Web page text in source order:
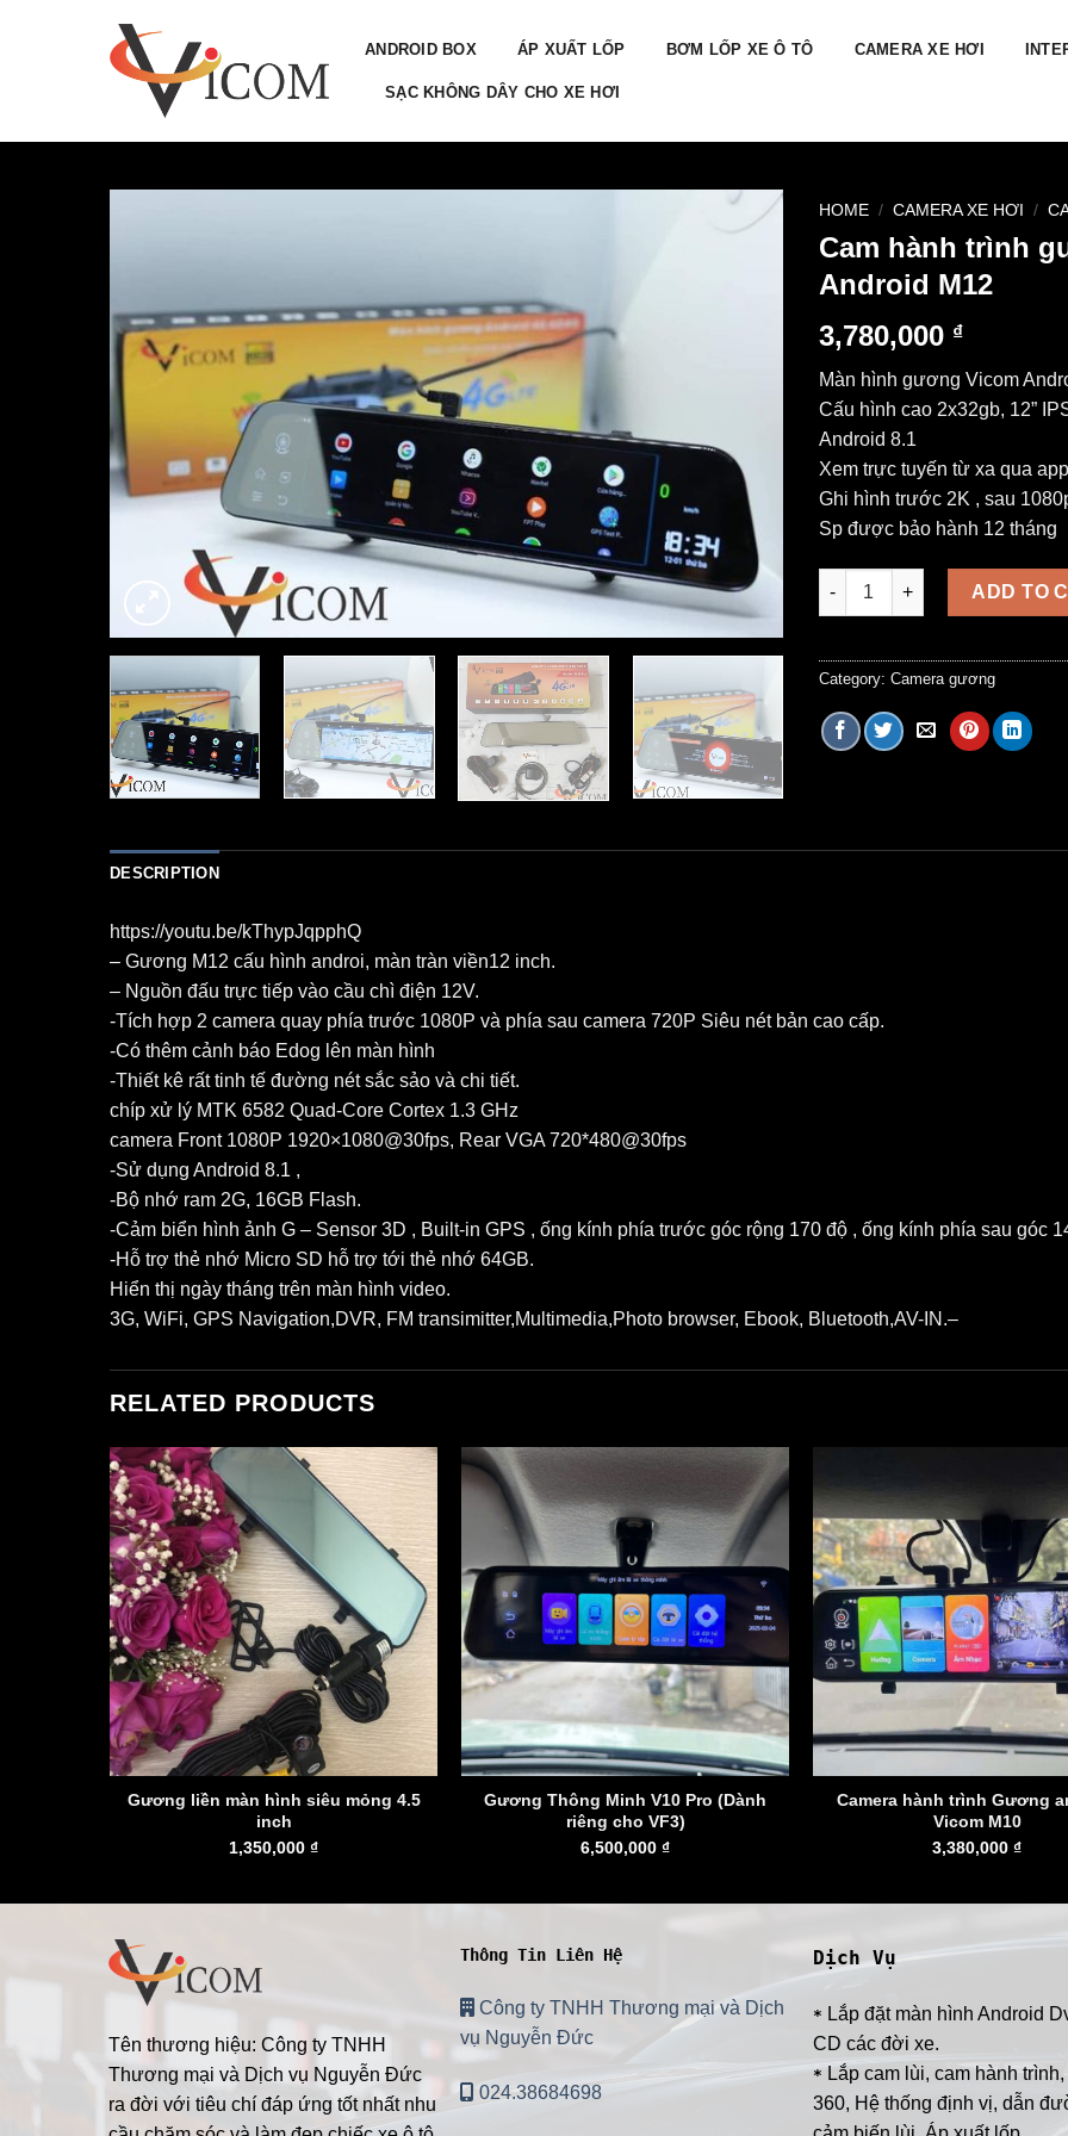
ANDROID BOX ÁP XUẤT LỐP BƠM LỐP XE Ô TÔ CAMERA XE HƠI
SẠC KHÔNG DÂY CHO XE HƠI
HOME / CAMERA XE HƠI /
Cam hành trình
Android M12
3,780,000 ₫
Màn hình gương Vicom
Cấu hình cao 2x32gb, 12”
Android 8.1
Xem trực tuyến từ xa qua
Ghi hình trước 2K , sau
Sp được bảo hành 12 tháng
Cam hành trình gương Vicom
ADD TO
Category: Camera gương
DESCRIPTION
https://youtu.be/kThypJqpphQ
– Gương M12 cấu hình androi, màn tràn viền12 inch.
– Nguồn đấu trực tiếp vào cầu chì điện 12V.
-Tích hợp 2 camera quay phía trước 1080P và phía sau camera 720P Siêu nét bản cao cấp.
-Có thêm cảnh báo Edog lên màn hình
-Thiết kê rất tinh tế đường nét sắc sảo và chi tiết.
chíp xử lý MTK 6582 Quad-Core Cortex 1.3 GHz
camera Front 1080P 1920×1080@30fps, Rear VGA 720*480@30fps
-Sử dụng Android 8.1 ,
-Bộ nhớ ram 2G, 16GB Flash.
-Cảm biển hình ảnh G – Sensor 3D , Built-in GPS , ống kính phía trước góc rộng 170 độ , ống kính phía sau góc
-Hỗ trợ thẻ nhớ Micro SD hỗ trợ tới thẻ nhớ 64GB.
Hiển thị ngày tháng trên màn hình video.
3G, WiFi, GPS Navigation,DVR, FM transimitter,Multimedia,Photo browser, Ebook, Bluetooth,AV-IN.–
RELATED PRODUCTS
Gương liền màn hình siêu mỏng 4.5
inch
1,350,000 ₫
Gương Thông Minh V10 Pro (Dành
riêng cho VF3)
6,500,000 ₫
Camera hành trình Gương
Vicom M10
3,380,000 ₫
Tên thương hiệu: Công ty TNHH
Thương mại và Dịch vụ Nguyễn Đức
ra đời với tiêu chí đáp ứng tốt nhất nhu
Thông Tin Liên Hệ
Công ty TNHH Thương mại và Dịch
vụ Nguyễn Đức
024.38684698
Dịch Vụ
* Lắp đặt màn hình Android
CD các đời xe.
* Lắp cam lùi, cam hành
360, Hệ thống định vị, dẫn